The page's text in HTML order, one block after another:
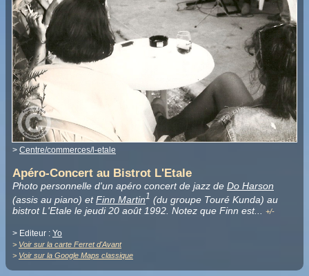
> Centre/commerces/l-etale
Apéro-Concert au Bistrot L'Etale
Photo personnelle d'un apéro concert de jazz de Do Harson
(assis au piano) etFinn Martin1 (du groupe Touré Kunda) au
bistrot L'Etale le jeudi 20 août 1992. Notez que Finn est. +/-
> Editeur : Yo
> Voir sur la carte Ferret d'Avant
> Voir sur la Google Maps classique